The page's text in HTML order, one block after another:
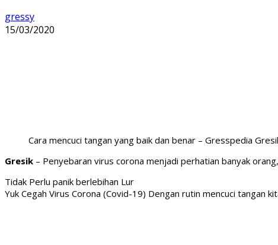
gressy
15/03/2020
Cara mencuci tangan yang baik dan benar – Gresspedia
Gresik – Penyebaran virus corona menjadi perhatian banyak
Tidak Perlu panik berlebihan Lur
Yuk Cegah Virus Corona (Covid-19) Dengan rutin mencuci tangan